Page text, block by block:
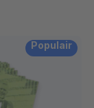
Populair